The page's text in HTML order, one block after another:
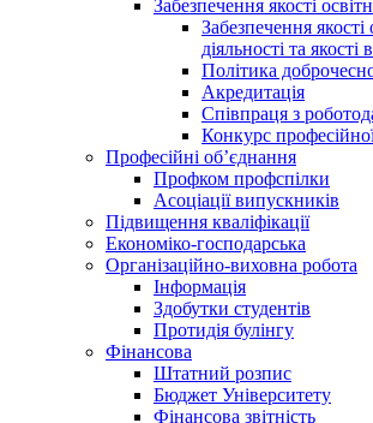
Забезпечення якості
Забезпечення якості
діяльності та якості
Політика
Акредитація
Співпраця з
Конкурс
Професійні об’єднання
Профком профспілки
Асоціації випускників
Підвищення кваліфікації
Економіко-господарська
Організаційно-виховна робота
Інформація
Здобутки студентів
Протидія булінгу
Фінансова
Штатний розпис
Бюджет Університету
Фінансова звітність